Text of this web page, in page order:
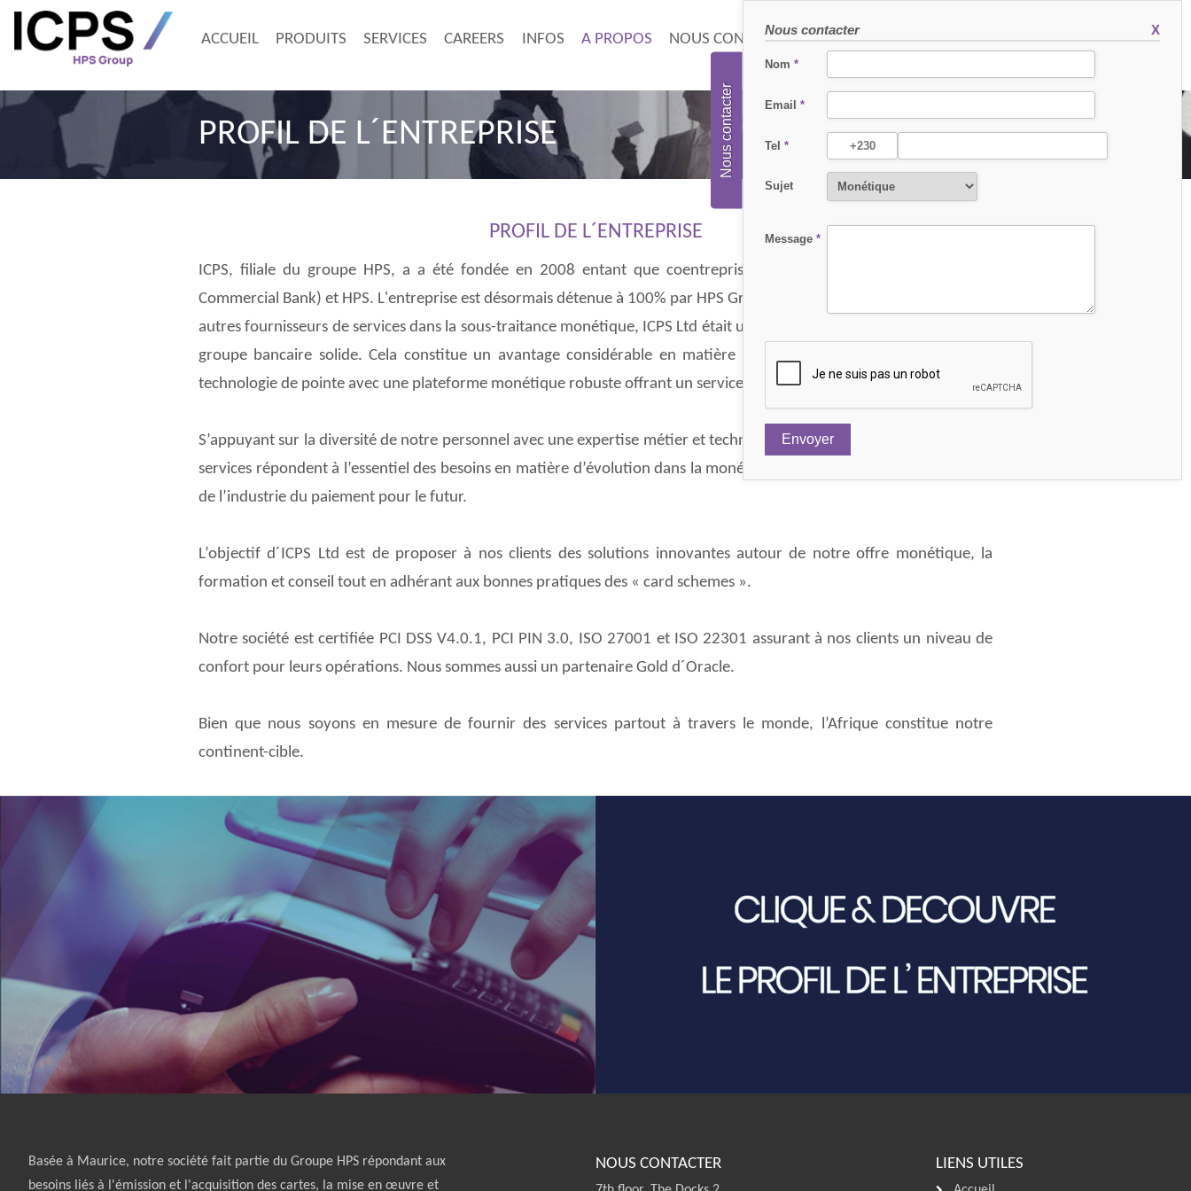
Nous contacter
Nous contacter X
Nom *
Email *
Tel *
Sujet
Message *
ACCUEIL PRODUITS SERVICES CAREERS INFOS A PROPOS NOUS CONTACTER
PROFIL DE L´ENTREPRISE
PROFIL DE L´ENTREPRISE
ICPS, filiale du groupe HPS, a a été fondée en 2008 entant que coentreprise des groupes MCB (The Mauritius
Commercial Bank) et HPS. L'entreprise est désormais détenue à 100% par HPS Group depuis 2021. Contrairement aux
autres fournisseurs de services dans la sous-traitance monétique, ICPS Ltd était un centre de traitement membre d’un
groupe bancaire solide. Cela constitue un avantage considérable en matière d’expérience éprouvée utilisant une
technologie de pointe avec une plateforme monétique robuste offrant un service de Card Management complet.
S’appuyant sur la diversité de notre personnel avec une expertise métier et technique, nous veillons à ce que tous nos
services répondent à l’essentiel des besoins en matière d’évolution dans la monétique tout en consolidant les normes
de l’industrie du paiement pour le futur.
L’objectif d´ICPS Ltd est de proposer à nos clients des solutions innovantes autour de notre offre monétique, la
formation et conseil tout en adhérant aux bonnes pratiques des « card schemes ».
Notre société est certifiée PCI DSS V4.0.1, PCI PIN 3.0, ISO 27001 et ISO 22301 assurant à nos clients un niveau de
confort pour leurs opérations. Nous sommes aussi un partenaire Gold d´Oracle.
Bien que nous soyons en mesure de fournir des services partout à travers le monde, l’Afrique constitue notre
continent-cible.
Basée à Maurice, notre société fait partie du Groupe HPS répondant aux
besoins liés à l'émission et l'acquisition des cartes, la mise en œuvre et
NOUS CONTACTER LIENS UTILES